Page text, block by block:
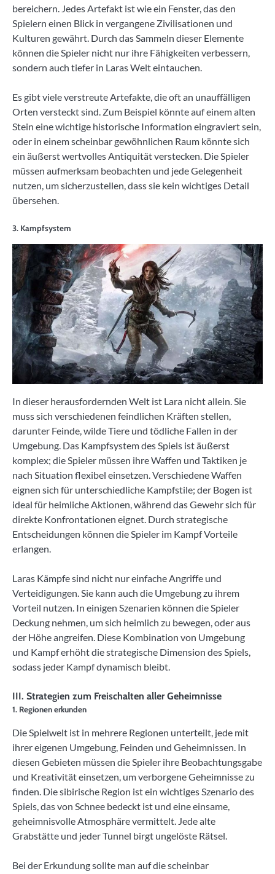
bereichern. Jedes Artefakt ist wie ein Fenster, das den
Spielern einen Blick in vergangene Zivilisationen und
Kulturen gewährt. Durch das Sammeln dieser Elemente
können die Spieler nicht nur ihre Fähigkeiten verbessern,
sondern auch tiefer in Laras Welt eintauchen.
Es gibt viele verstreute Artefakte, die oft an unauffälligen
Orten versteckt sind. Zum Beispiel könnte auf einem alten
Stein eine wichtige historische Information eingraviert sein,
oder in einem scheinbar gewöhnlichen Raum könnte sich
ein äußerst wertvolles Antiquität verstecken. Die Spieler
müssen aufmerksam beobachten und jede Gelegenheit
nutzen, um sicherzustellen, dass sie kein wichtiges Detail
übersehen.
3. Kampfsystem
In dieser herausfordernden Welt ist Lara nicht allein. Sie
muss sich verschiedenen feindlichen Kräften stellen,
darunter Feinde, wilde Tiere und tödliche Fallen in der
Umgebung. Das Kampfsystem des Spiels ist äußerst
komplex; die Spieler müssen ihre Waffen und Taktiken je
nach Situation flexibel einsetzen. Verschiedene Waffen
eignen sich für unterschiedliche Kampfstile; der Bogen ist
ideal für heimliche Aktionen, während das Gewehr sich für
direkte Konfrontationen eignet. Durch strategische
Entscheidungen können die Spieler im Kampf Vorteile
erlangen.
Laras Kämpfe sind nicht nur einfache Angriffe und
Verteidigungen. Sie kann auch die Umgebung zu ihrem
Vorteil nutzen. In einigen Szenarien können die Spieler
Deckung nehmen, um sich heimlich zu bewegen, oder aus
der Höhe angreifen. Diese Kombination von Umgebung
und Kampf erhöht die strategische Dimension des Spiels,
sodass jeder Kampf dynamisch bleibt.
III. Strategien zum Freischalten aller Geheimnisse
1. Regionen erkunden
Die Spielwelt ist in mehrere Regionen unterteilt, jede mit
ihrer eigenen Umgebung, Feinden und Geheimnissen. In
diesen Gebieten müssen die Spieler ihre Beobachtungsgabe
und Kreativität einsetzen, um verborgene Geheimnisse zu
finden. Die sibirische Region ist ein wichtiges Szenario des
Spiels, das von Schnee bedeckt ist und eine einsame,
geheimnisvolle Atmosphäre vermittelt. Jede alte
Grabstätte und jeder Tunnel birgt ungelöste Rätsel.
Bei der Erkundung sollte man auf die scheinbar